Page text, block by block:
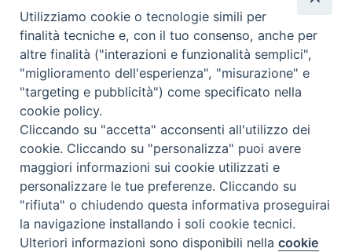
Cancelleria (richiesta documenti):
canc.curia.iglesias@tiscali.it
Comunicazione & media (ufficio stampa):
ucs.iglesias@gmail.com
©2025 Diocesi di IGLESIAS
Preferenze Cookie
Utilizziamo cookie o tecnologie simili per
finalità tecniche e, con il tuo consenso, anche per
altre finalità ("interazioni e funzionalità semplici",
"miglioramento dell'esperienza", "misurazione" e
"targeting e pubblicità") come specificato nella
cookie policy.
Cliccando su "accetta" acconsenti all'utilizzo dei
cookie. Cliccando su "personalizza" puoi avere
maggiori informazioni sui cookie utilizzati e
personalizzare le tue preferenze. Cliccando su
"rifiuta" o chiudendo questa informativa proseguirai
la navigazione installando i soli cookie tecnici.
Ulteriori informazioni sono disponibili nellacookie